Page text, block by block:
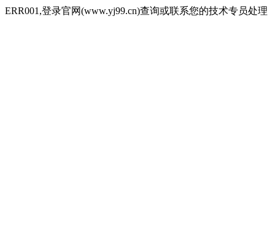
ERR001,登录官网(www.yj99.cn)查询或联系您的技术专员处理